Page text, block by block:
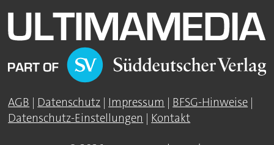
AGB | Datenschutz | Impressum | BFSG-Hinweise |
Datenschutz-Einstellungen | Kontakt